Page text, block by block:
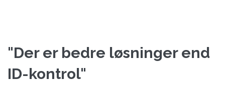
"Der er bedre løsninger end
ID-kontrol"